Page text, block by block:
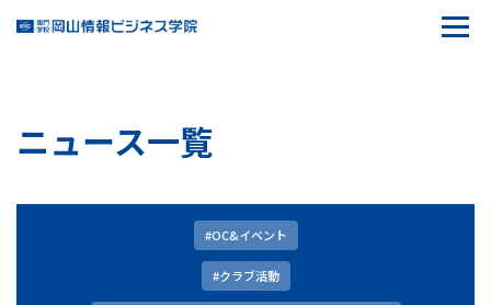
ニュース一覧
#OC&イベント
#クラブ活動